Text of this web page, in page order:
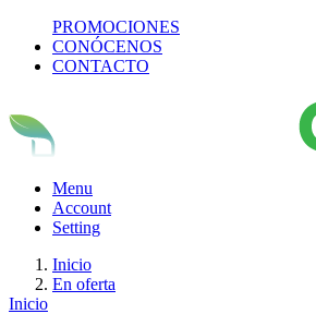
PROMOCIONES
CONÓCENOS
CONTACTO
Menu
Account
Setting
Inicio
En oferta
Inicio